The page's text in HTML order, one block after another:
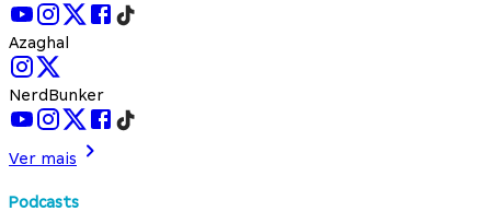
Azaghal
NerdBunker
Ver mais
Podcasts